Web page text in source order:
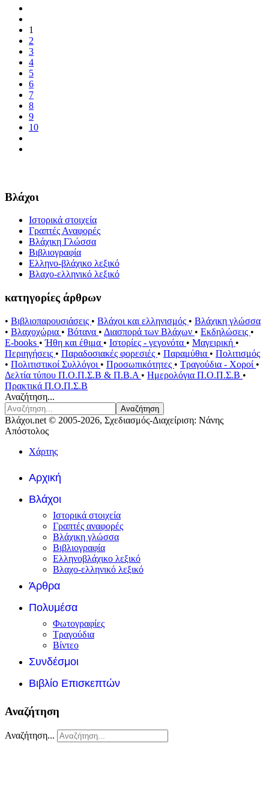
1
2
3
4
5
6
7
8
9
10
Βλάχοι
Ιστορικά στοιχεία
Γραπτές Αναφορές
Βλάχικη Γλώσσα
Βιβλιογραφία
Ελληνο-βλάχικο λεξικό
Βλαχο-ελληνικό λεξικό
κατηγορίες άρθρων
• Βιβλιοπαρουσιάσεις • Βλάχοι και ελληνισμός • Βλάχικη γλώσσα
• Βλαχοχώρια • Βότανα • Διασπορά των Βλάχων • Εκδηλώσεις •
E-books •Ήθη και έθιμα • Ιστορίες - γεγονότα • Μαγειρική •
Περιηγήσεις • Παραδοσιακές φορεσιές • Παραμύθια • Πολιτισμός
• Πολιτιστικοί Συλλόγοι • Προσωπικότητες • Τραγούδια - Χοροί •
Δελτία τύπου Π.Ο.Π.Σ.Β & Π.Β.Α • Ημερολόγια Π.Ο.Π.Σ.Β •
Πρακτικά Π.Ο.Π.Σ.Β
Αναζήτηση...
Αναζήτηση
Βλάχοι.net © 2005-2026, Σχεδιασμός-Διαχείριση: Νάνης
Απόστολος
Χάρτης
Αρχική
Βλάχοι
Ιστορικά στοιχεία
Γραπτές αναφορές
Βλάχικη γλώσσα
Βιβλιογραφία
Ελληνοβλάχικο λεξικό
Βλαχο-ελληνικό λεξικό
Άρθρα
Πολυμέσα
Φωτογραφίες
Τραγούδια
Βίντεο
Συνδέσμοι
Βιβλίο Επισκεπτών
Αναζήτηση
Αναζήτηση...